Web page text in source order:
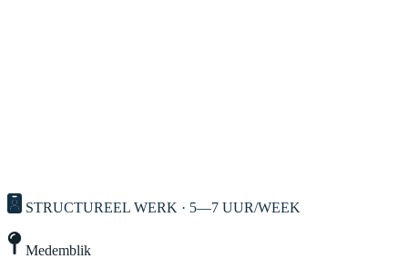
STRUCTUREEL WERK · 5—7 UUR/WEEK
Medemblik